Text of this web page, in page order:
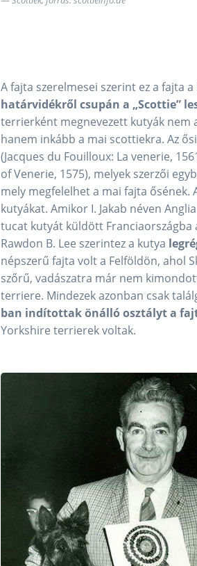
A fajta szerelmesei szerint ez a fajta
határvidékről csupán a „Scottie”
terrierként megnevezett kutyák nem
hanem inkább a mai scottiekra. Az
(Jacques du Fouilloux: La venerie,
of Venerie, 1575), melyek szerzői
mely megfelelhet a mai fajta ősének.
kutyákat. Amikor I. Jakab néven
tucat kutyát küldött Franciaországba
Rawdon B. Lee szerintez a kutya
népszerű fajta volt a Felföldön, ahol
szőrű, vadászatra már nem
terriere. Mindezek azonban csak
ban indítottak önálló osztályt a
Yorkshire terrierek voltak.